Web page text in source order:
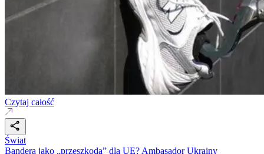
Czytaj całość
Świat
Bandera jako „przeszkoda” dla UE? Ambasador Ukrainy